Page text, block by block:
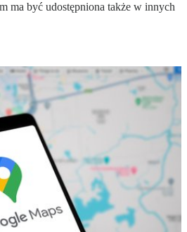
ma być udostępniona także w innych